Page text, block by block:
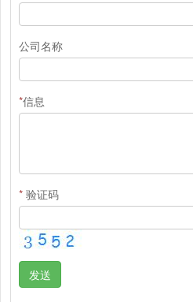
公司名称
*信息
* 验证码
发送